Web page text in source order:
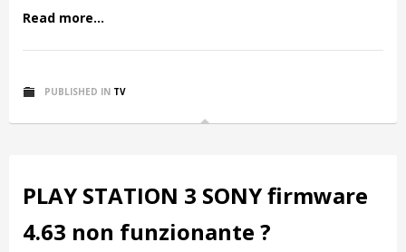
Read more...
PUBLISHED IN TV
PLAY STATION 3 SONY firmware
4.63 non funzionante ?